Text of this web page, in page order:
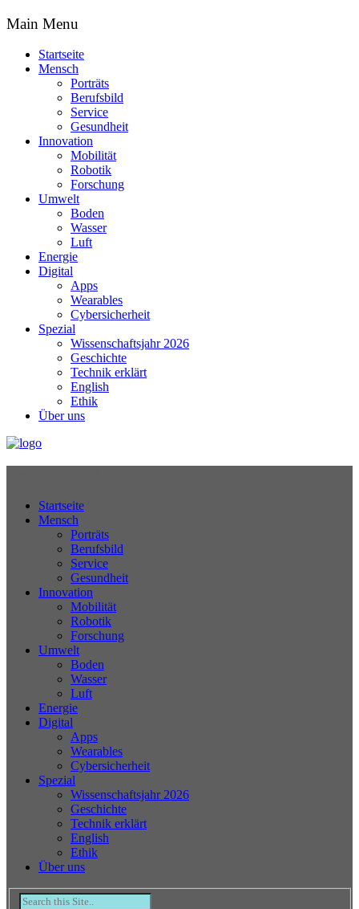
Main Menu
Startseite
Mensch
Porträts
Berufsbild
Service
Gesundheit
Innovation
Mobilität
Robotik
Forschung
Umwelt
Boden
Wasser
Luft
Energie
Digital
Apps
Wearables
Cybersicherheit
Spezial
Wissenschaftsjahr 2026
Geschichte
Technik erklärt
English
Ethik
Über uns
Startseite
Mensch
Porträts
Berufsbild
Service
Gesundheit
Innovation
Mobilität
Robotik
Forschung
Umwelt
Boden
Wasser
Luft
Energie
Digital
Apps
Wearables
Cybersicherheit
Spezial
Wissenschaftsjahr 2026
Geschichte
Technik erklärt
English
Ethik
Über uns